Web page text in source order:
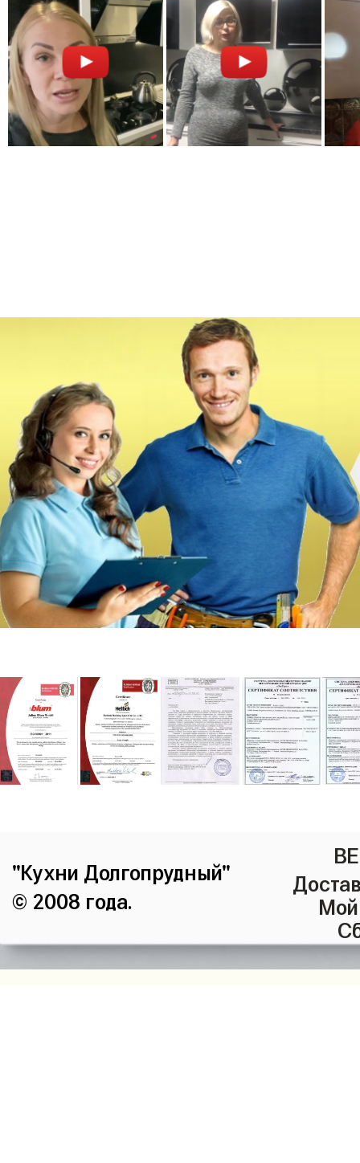
"Кухни Долгопрудный"
© 2008 года.